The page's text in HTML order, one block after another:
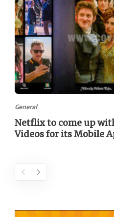
General
Netflix to come up
Videos for its Mobile